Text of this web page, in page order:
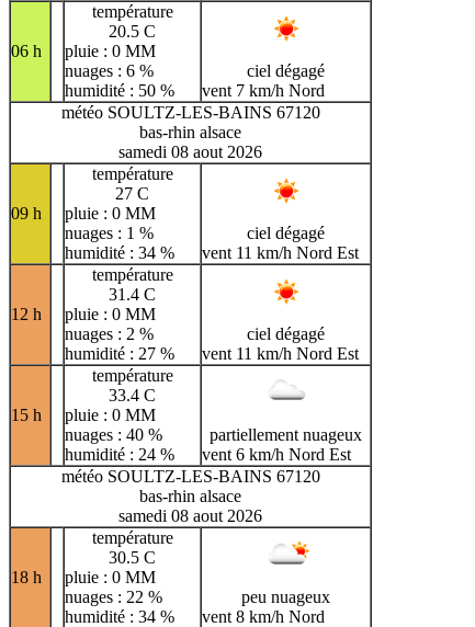
06 h
température
20.5 C
pluie : 0 MM
nuages : 6 %
humidité : 50 %
ciel dégagé
vent 7 km/h Nord
météo SOULTZ-LES-BAINS 67120
bas-rhin alsace
samedi 08 aout 2026
09 h
température
27 C
pluie : 0 MM
nuages : 1 %
humidité : 34 %
ciel dégagé
vent 11 km/h Nord Est
12 h
température
31.4 C
pluie : 0 MM
nuages : 2 %
humidité : 27 %
ciel dégagé
vent 11 km/h Nord Est
15 h
température
33.4 C
pluie : 0 MM
nuages : 40 %
humidité : 24 %
partiellement nuageux
vent 6 km/h Nord Est
météo SOULTZ-LES-BAINS 67120
bas-rhin alsace
samedi 08 aout 2026
18 h
température
30.5 C
pluie : 0 MM
nuages : 22 %
humidité : 34 %
peu nuageux
vent 8 km/h Nord